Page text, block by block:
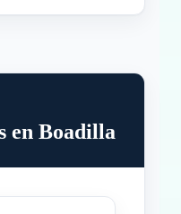
en Boadilla